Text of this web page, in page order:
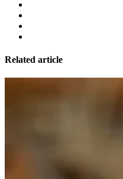
Related article